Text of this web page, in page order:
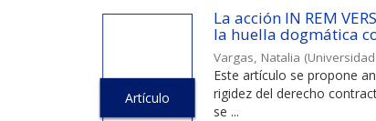
Artículo
La acción IN REM
la huella dogmática
Vargas, Natalia (
Este artículo se propone
rigidez del derecho
se ...